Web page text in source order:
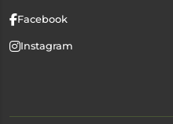
Facebook
Instagram